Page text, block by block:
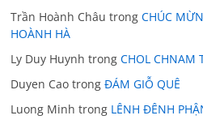
Trần Hoành Châu trongCHÚC
HOÀNH HÀ
Ly Duy Huynh trongCHOL CHNAM
Duyen Cao trongĐÁM GIỖ QUÊ
Luong Minh trong LÊNH ĐÊNH